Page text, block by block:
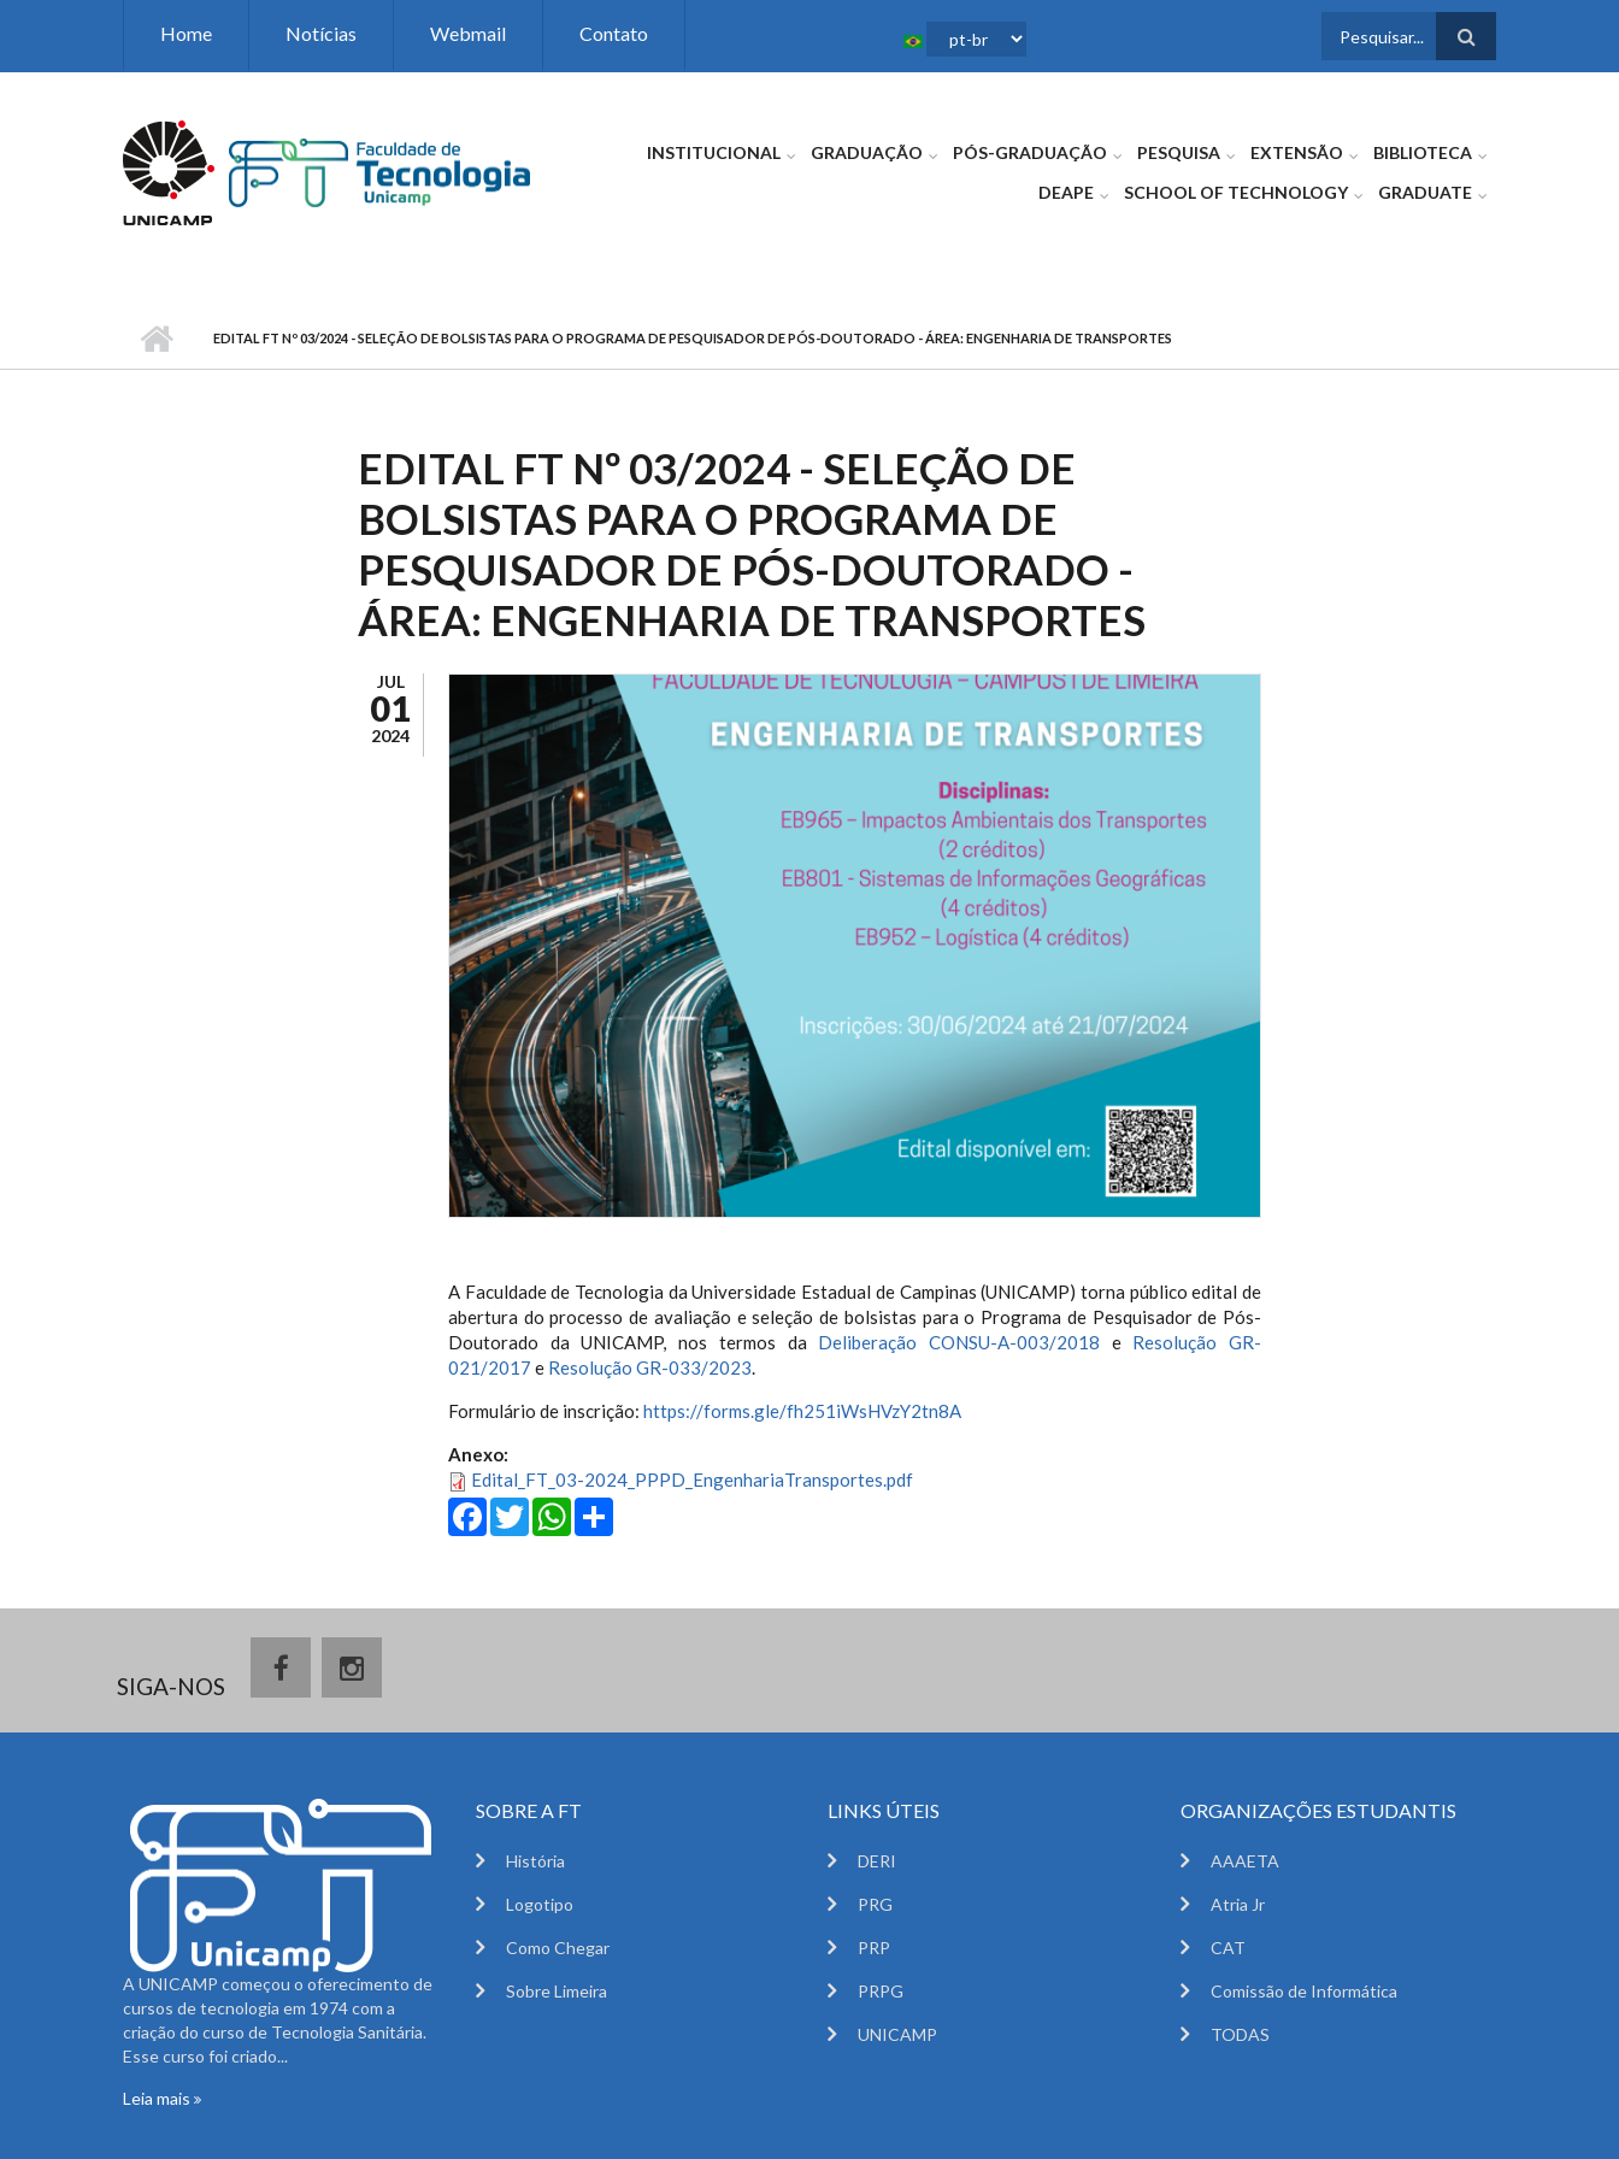
Home Notícias Webmail Contato
FORMULÁRIO
INSTITUCIONAL GRADUAÇÃO PÓS-GRADUAÇÃO PESQUISA EXTENSÃO
BIBLIOTECA
DEAPE
SCHOOL OF TECHNOLOGY GRADUATE
EDITAL FT Nº 03/2024 - SELEÇÃO DE BOLSISTAS PARA O PROGRAMA DE PESQUISADOR DE PÓS-DOUTORADO - ÁREA: ENGENHARIA DE TRANSPORTES
EDITAL FT Nº 03/2024 - SELEÇÃO DE
BOLSISTAS PARA O PROGRAMA DE
PESQUISADOR DE PÓS-DOUTORADO -
ÁREA: ENGENHARIA DE TRANSPORTES
JUL
01
2024
A Faculdade de Tecnologia da Universidade Estadual de Campinas (UNICAMP) torna público edital de
abertura do processo de avaliação e seleção de bolsistas para o Programa de Pesquisador de Pós-
Doutorado da UNICAMP, nos termos da Deliberação CONSU-A-003/2018 e Resolução GR-
021/2017 e Resolução GR-033/2023
Formulário de inscrição: https://forms.gle/fh251iWsHVzY2tn8A
Anexo:
Edital_FT_03-2024_PPPD_EngenhariaTransportes.pdf
Facebook
Twitter
WhatsApp
SIGA-NOS
A UNICAMP começou o oferecimento de
cursos de tecnologia em 1974 com a
criação do curso de Tecnologia Sanitária.
Esse curso foi criado...
Leia mais
SOBRE A FT
História
Logotipo
Como Chegar
Sobre Limeira
LINKS ÚTEIS
DERI
PRG
PRP
PRPG
UNICAMP
ORGANIZAÇÕES ESTUDANTIS
AAAETA
Atria Jr
CAT
Comissão de Informática
TODAS